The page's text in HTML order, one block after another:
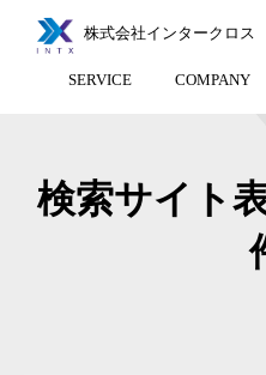
株式会社インタークロス
SERVICE COMPANY
検索サイト